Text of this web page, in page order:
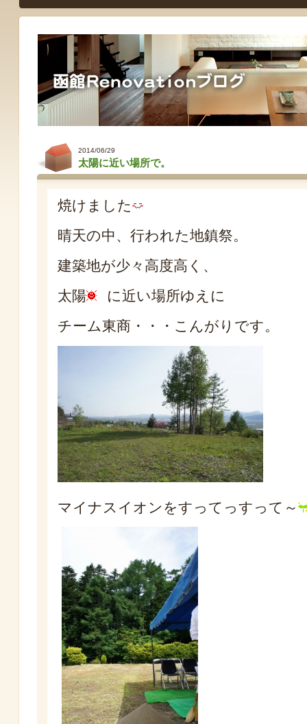
2014/06/29
太陽に近い場所で。
焼けました
晴天の中、行われた地鎮祭。
建築地が少々高度高く、
太陽
に近い場所ゆえに
チーム東商・・・こんがりです。
マイナスイオンをすってっすって～